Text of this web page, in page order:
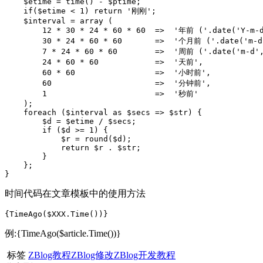
if($etime < 1) return '刚刚';
$interval = array (
12 * 30 * 24 * 60 * 60  =>  '年前 ('.date('Y-
30 * 24 * 60 * 60       =>  '个月前
7 * 24 * 60 * 60        =>  '周前 ('.date('m-
24 * 60 * 60            =>  '天前',
60 * 60                 =>  '小时前',
60                      =>  '分钟前',
1                       =>  '秒前'
);
foreach ($interval as $secs => $str) {
$d = $etime / $secs;
if ($d >= 1) {
$r = round($d);
return $r . $str;
}
};
}
时间代码在文章模板中的使用方法
{TimeAgo($XXX.Time())}
例:{TimeAgo($article.Time())}
标签 ZBlog教程ZBlog修改ZBlog开发教程